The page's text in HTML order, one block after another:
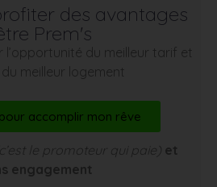
des avantages
Prem's
l’opportunité du meilleur tarif et
du meilleur logement
accomplir mon rêve
(c’est le promoteur qui paie) et
engagement